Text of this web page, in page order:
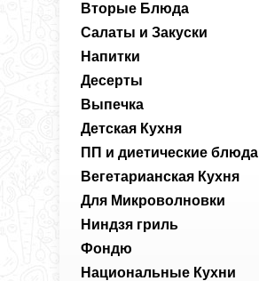
Вторые Блюда
Салаты и Закуски
Напитки
Десерты
Выпечка
Детская Кухня
ПП и диетические блюда
Вегетарианская Кухня
Для Микроволновки
Ниндзя гриль
Фондю
Национальные Кухни